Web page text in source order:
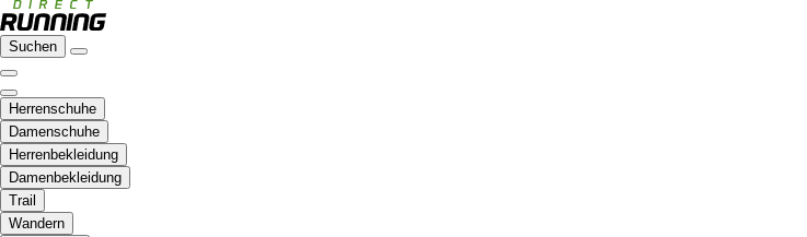
Suchen
Herrenschuhe
Damenschuhe
Herrenbekleidung
Damenbekleidung
Trail
Wandern